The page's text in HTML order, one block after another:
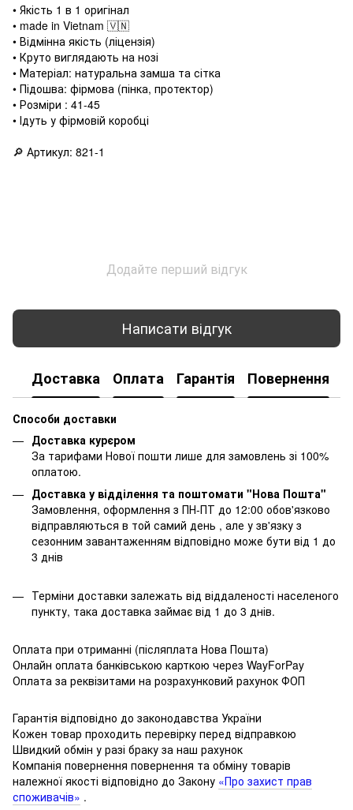
• Якість 1 в 1 оригінал
• made in Vietnam 🇻🇳
• Відмінна якість (ліцензія)
• Круто виглядають на нозі
• Матеріал: натуральна замша та сітка
• Підошва: фірмова (пінка, протектор)
• Розміри : 41-45
• Ідуть у фірмовій коробці
🔎 Артикул: 821-1
Додайте перший відгук
Написати відгук
Доставка Оплата Гарантія Повернення
Способи доставки
Доставка курєром
За тарифами Нової пошти лише для замовлень зі 100%
оплатою.
Доставка у відділення та поштомати "Нова Пошта"
Замовлення, оформлення з ПН-ПТ до 12:00 обов'язково
відправляються в той самий день , але у зв'язку з
сезонним завантаженням відповідно може бути від 1 до
3 днів
Терміни доставки залежать від віддаленості населеного
пункту, така доставка займає від 1 до 3 днів.
Оплата при отриманні (післяплата Нова Пошта)
Онлайн оплата банківською карткою через WayForPay
Оплата за реквізитами на розрахунковий рахунок ФОП
Гарантія відповідно до законодавства України
Кожен товар проходить перевірку перед відправкою
Швидкий обмін у разі браку за наш рахунок
Компанія повернення повернення та обміну товарів
належної якості відповідно до Закону «Про захист прав
споживачів» .